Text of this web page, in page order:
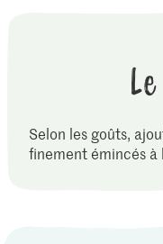
Selon les goûts,
finement émincés à